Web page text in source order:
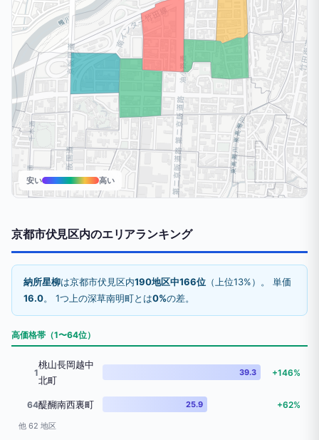
安い 高い
京都市伏見区内のエリアランキング
納所星柳は京都市伏見区内190地区中166位 （上位13%）。 単価
16.0。 1つ上の深草南明町とは0%の差。
高価格帯（1〜64位）
1
桃山長岡越中
北町
39.3 +146%
64醍醐南西裏町 25.9 +62%
他 62 地区